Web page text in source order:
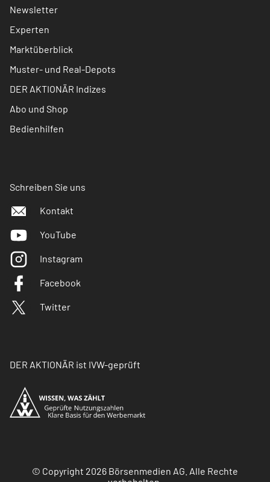
Newsletter
Experten
Marktüberblick
Muster- und Real-Depots
DER AKTIONÄR Indizes
Abo und Shop
Bedienhilfen
Schreiben Sie uns
Kontakt
YouTube
Instagram
Facebook
Twitter
DER AKTIONÄR ist IVW-geprüft
© Copyright 2026 Börsenmedien AG. Alle Rechte